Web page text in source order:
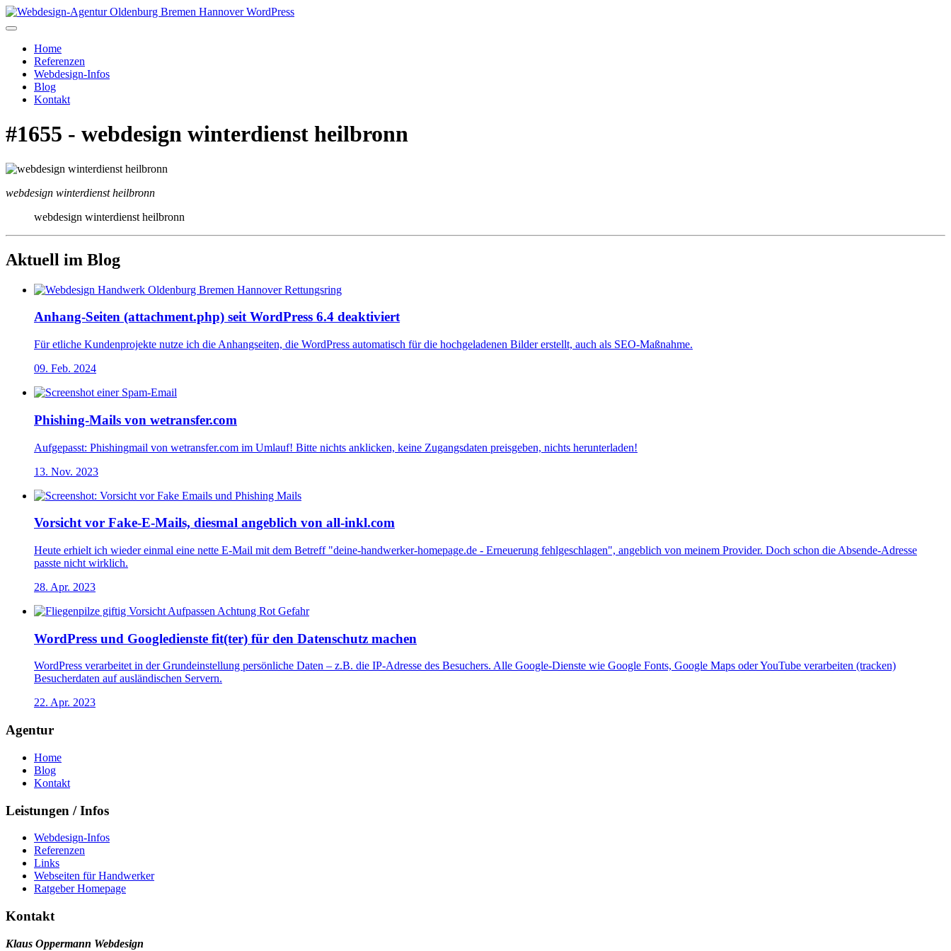
Home
Referenzen
Webdesign-Infos
Blog
Kontakt
#1655 - webdesign winterdienst heilbronn
webdesign winterdienst heilbronn
webdesign winterdienst heilbronn
Aktuell im Blog
Anhang-Seiten (attachment.php) seit WordPress 6.4 deaktiviert
Für etliche Kundenprojekte nutze ich die Anhangseiten, die WordPress automatisch für die hochgeladenen Bilder erstellt, auch als SEO-Maßnahme.
09. Feb. 2024
Phishing-Mails von wetransfer.com
Aufgepasst: Phishingmail von wetransfer.com im Umlauf! Bitte nichts anklicken, keine Zugangsdaten preisgeben, nichts herunterladen!
13. Nov. 2023
Vorsicht vor Fake-E-Mails, diesmal angeblich von all-inkl.com
Heute erhielt ich wieder einmal eine nette E-Mail mit dem Betreff "deine-handwerker-homepage.de - Erneuerung fehlgeschlagen", angeblich von meinem Provider. Doch schon die Absende-Adresse
passte nicht wirklich.
28. Apr. 2023
WordPress und Googledienste fit(ter) für den Datenschutz machen
WordPress verarbeitet in der Grundeinstellung persönliche Daten – z.B. die IP-Adresse des Besuchers. Alle Google-Dienste wie Google Fonts, Google Maps oder YouTube verarbeiten (tracken)
Besucherdaten auf ausländischen Servern.
22. Apr. 2023
Agentur
Home
Blog
Kontakt
Leistungen / Infos
Webdesign-Infos
Referenzen
Links
Webseiten für Handwerker
Ratgeber Homepage
Kontakt
Klaus Oppermann Webdesign